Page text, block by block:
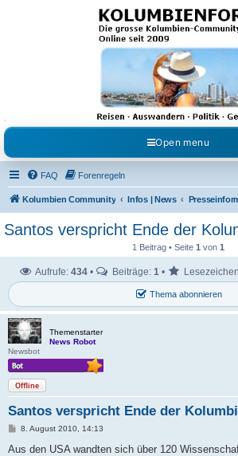
Kolumbienforum - Das
grosse Forum der
Freunde Kolumbiens
Reisen, Auswandern, Kultur, Politik, Geschichte und Visum
Austausch, Erfahrungen und Gemeinschaft im
Open menu
FAQ Forenregeln
Kolumbien Community Infos | News
Santos verspricht Ende der
1 Beitrag • Seite 1 von 1
Thema abonnieren
Aufrufe: 434 • Beiträge: 1 •
Themenstarter
News Robot
Newsbot
Offline
Santos verspricht Ende der
B8. August 2010, 14:13
Aus den USA wandten sich über 120